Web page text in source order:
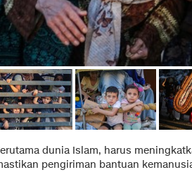
dunia Islam, harus
pengiriman bantuan